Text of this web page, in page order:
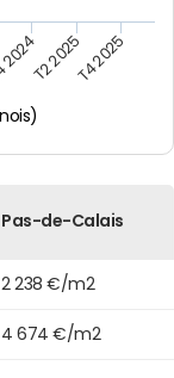
T2 2025T4 2025
Pas-de-Calais
2 238 €/m2
4 674 €/m2